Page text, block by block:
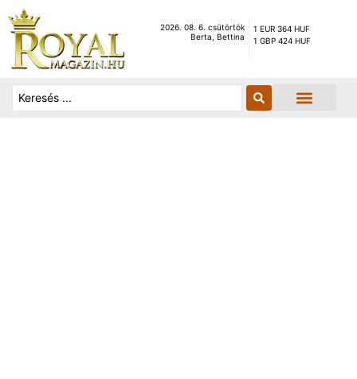
2026. 08. 6. csütörtök
Berta, Bettina
1 EUR 364 HUF
1 GBP 424 HUF